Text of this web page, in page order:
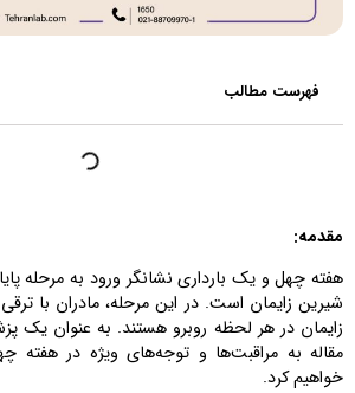
فهرست مطالب
مقدمه:
هفته چهل و یک بارداری نشانگر ورود به مرحله
شیرین زایمان است. در این مرحله، مادران با
زایمان در هر لحظه روبرو هستند. به عنوان یک
مقاله به مراقبت‌ها و توجه‌های ویژه در هفته
خواهیم کرد.